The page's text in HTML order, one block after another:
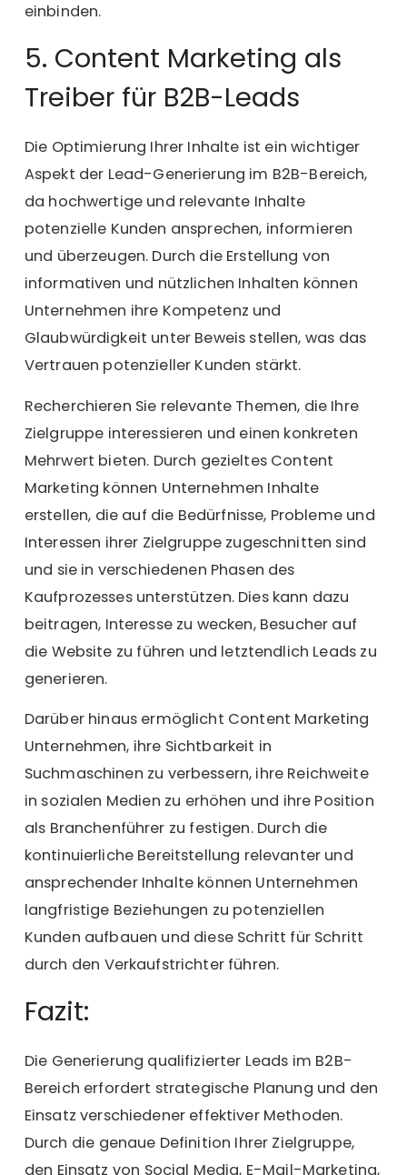
einbinden.
5. Content Marketing als
Treiber für B2B-Leads
Die Optimierung Ihrer Inhalte ist ein wichtiger
Aspekt der Lead-Generierung im B2B-Bereich,
da hochwertige und relevante Inhalte
potenzielle Kunden ansprechen, informieren
und überzeugen. Durch die Erstellung von
informativen und nützlichen Inhalten können
Unternehmen ihre Kompetenz und
Glaubwürdigkeit unter Beweis stellen, was das
Vertrauen potenzieller Kunden stärkt.
Recherchieren Sie relevante Themen, die Ihre
Zielgruppe interessieren und einen konkreten
Mehrwert bieten. Durch gezieltes Content
Marketing können Unternehmen Inhalte
erstellen, die auf die Bedürfnisse, Probleme und
Interessen ihrer Zielgruppe zugeschnitten sind
und sie in verschiedenen Phasen des
Kaufprozesses unterstützen. Dies kann dazu
beitragen, Interesse zu wecken, Besucher auf
die Website zu führen und letztendlich Leads zu
generieren.
Darüber hinaus ermöglicht Content Marketing
Unternehmen, ihre Sichtbarkeit in
Suchmaschinen zu verbessern, ihre Reichweite
in sozialen Medien zu erhöhen und ihre Position
als Branchenführer zu festigen. Durch die
kontinuierliche Bereitstellung relevanter und
ansprechender Inhalte können Unternehmen
langfristige Beziehungen zu potenziellen
Kunden aufbauen und diese Schritt für Schritt
durch den Verkaufstrichter führen.
Fazit:
Die Generierung qualifizierter Leads im B2B-
Bereich erfordert strategische Planung und den
Einsatz verschiedener effektiver Methoden.
Durch die genaue Definition Ihrer Zielgruppe,
den Einsatz von Social Media, E-Mail-Marketing,